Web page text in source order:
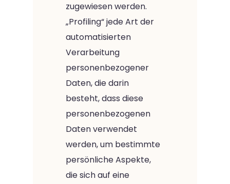
zugewiesen werden.
„Profiling“ jede Art der
automatisierten
Verarbeitung
personenbezogener
Daten, die darin
besteht, dass diese
personenbezogenen
Daten verwendet
werden, um bestimmte
persönliche Aspekte,
die sich auf eine